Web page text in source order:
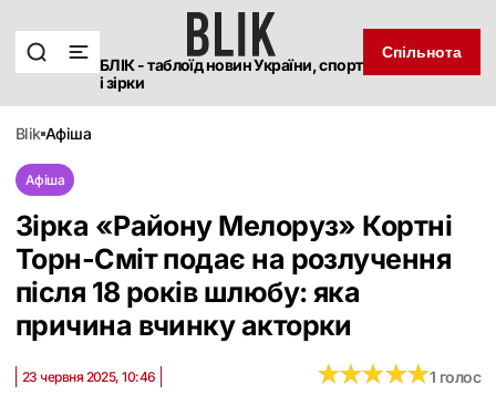
БЛІК - таблоїд новин України, спорт
і зірки
Спільнота
blik афіша
Афіша
Зірка «Району Мелоруз» Кортні
Торн-Сміт подає на розлучення
після 18 років шлюбу: яка
причина вчинку акторки
23 червня 2025, 10:46 ★★★★★
★★★★★1 голос